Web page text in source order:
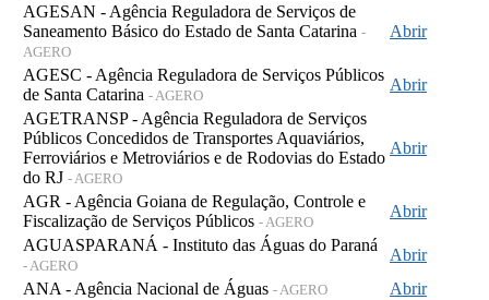
AGESAN - Agência Reguladora de Serviços de
Saneamento Básico do Estado de Santa Catarina -
AGERO
Abrir
AGESC - Agência Reguladora de Serviços Públicos
de Santa Catarina - AGERO
Abrir
AGETRANSP - Agência Reguladora de Serviços
Públicos Concedidos de Transportes Aquaviários,
Ferroviários e Metroviários e de Rodovias do Estado
do RJ - AGERO
Abrir
AGR - Agência Goiana de Regulação, Controle e
Fiscalização de Serviços Públicos - AGERO
Abrir
AGUASPARANÁ - Instituto das Águas do Paraná
- AGERO
Abrir
ANA - Agência Nacional de Águas - AGERO
Abrir